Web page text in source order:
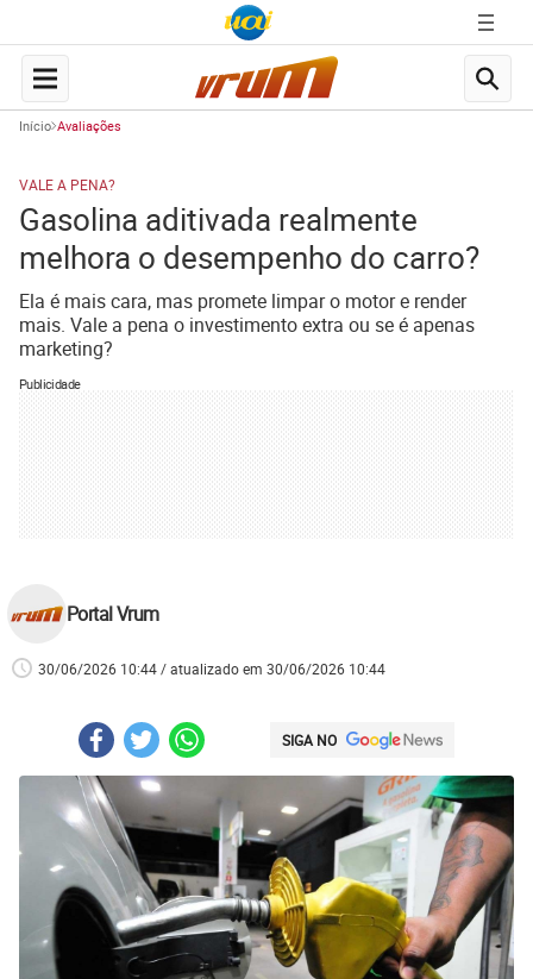
Início Avaliações
VALE A PENA?
Gasolina aditivada realmente
melhora o desempenho do carro?
Ela é mais cara, mas promete limpar o motor e render
mais. Vale a pena o investimento extra ou se é apenas
marketing?
Publicidade
Portal Vrum
30/06/2026 10:44 / atualizado em 30/06/2026 10:44
SIGA NO